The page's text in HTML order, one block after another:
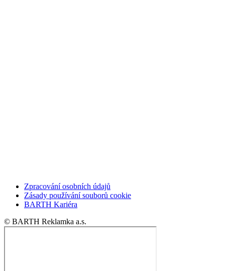
Zpracování osobních údajů
Zásady používání souborů cookie
BARTH Kariéra
© BARTH Reklamka a.s.